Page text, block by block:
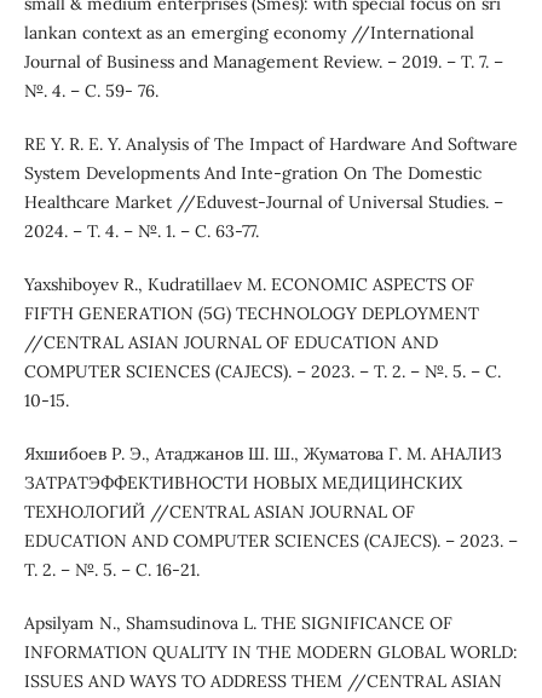
lankan context as an emerging economy //International
Journal of Business and Management Review. – 2019. – Т. 7. –
№. 4. – С. 59- 76.
RE Y. R. E. Y. Analysis of The Impact of Hardware And Software
System Developments And Inte-gration On The Domestic
Healthcare Market //Eduvest-Journal of Universal Studies. –
2024. – Т. 4. – №. 1. – С. 63-77.
Yaxshiboyev R., Kudratillaev M. ECONOMIC ASPECTS OF
FIFTH GENERATION (5G) TECHNOLOGY DEPLOYMENT
//CENTRAL ASIAN JOURNAL OF EDUCATION AND
COMPUTER SCIENCES (CAJECS). – 2023. – Т. 2. – №. 5. – С.
10-15.
Яхшибоев Р. Э., Атаджанов Ш. Ш., Жуматова Г. М. АНАЛИЗ
ЗАТРАТЭФФЕКТИВНОСТИ НОВЫХ МЕДИЦИНСКИХ
ТЕХНОЛОГИЙ //CENTRAL ASIAN JOURNAL OF
EDUCATION AND COMPUTER SCIENCES (CAJECS). – 2023. –
Т. 2. – №. 5. – С. 16-21.
Apsilyam N., Shamsudinova L. THE SIGNIFICANCE OF
INFORMATION QUALITY IN THE MODERN GLOBAL WORLD:
ISSUES AND WAYS TO ADDRESS THEM //CENTRAL ASIAN